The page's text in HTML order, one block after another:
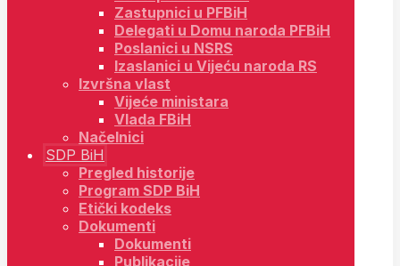
Zastupnici u PFBiH
Delegati u Domu naroda PFBiH
Poslanici u NSRS
Izaslanici u Vijeću naroda RS
Izvršna vlast
Vijeće ministara
Vlada FBiH
Načelnici
SDP BiH
Pregled historije
Program SDP BiH
Etički kodeks
Dokumenti
Dokumenti
Publikacije